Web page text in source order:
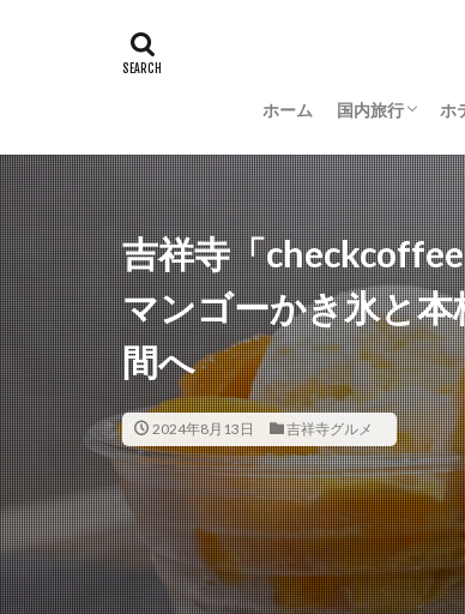
ホーム 国内旅行
羽田空港グルメ
大阪
京都
沖縄
新潟
長野
茨城
富山
金沢
山梨
ホ
吉祥寺「
マンゴーかき氷と
間へ
2024年8月13日 吉祥寺グルメ